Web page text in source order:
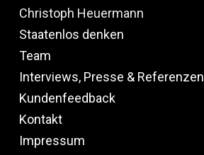
Christoph Heuermann
Staatenlos denken
Team
Interviews, Presse & Referenzen
Kundenfeedback
Kontakt
Impressum